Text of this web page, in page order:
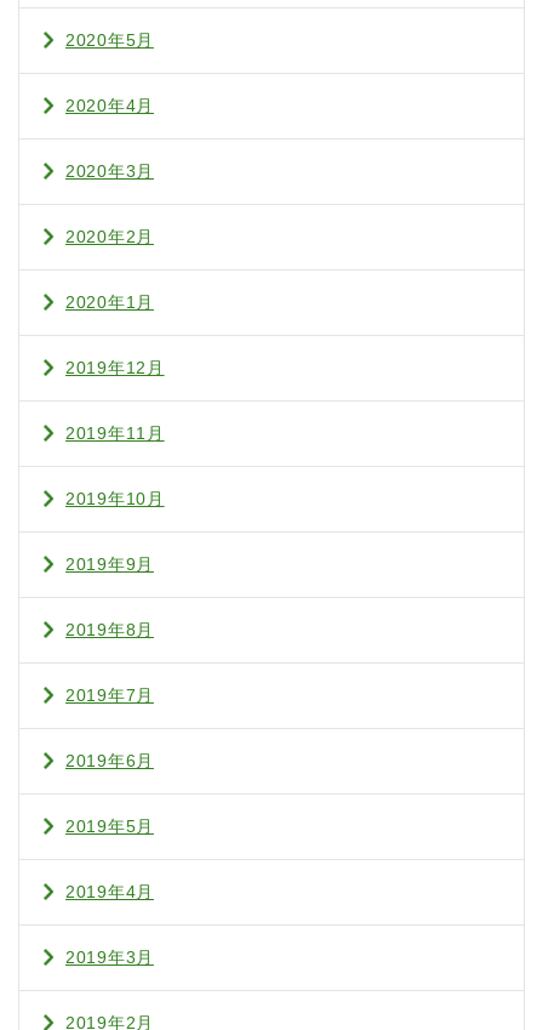
2020年5月
2020年4月
2020年3月
2020年2月
2020年1月
2019年12月
2019年11月
2019年10月
2019年9月
2019年8月
2019年7月
2019年6月
2019年5月
2019年4月
2019年3月
2019年2月